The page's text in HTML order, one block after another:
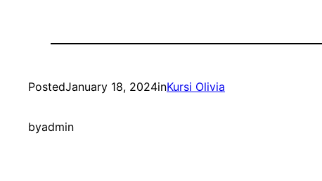
PostedJanuary 18, 2024inKursi Olivia
byadmin